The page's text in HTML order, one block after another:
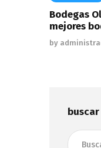
Bodegas
mejores
by
buscar
Buscar: